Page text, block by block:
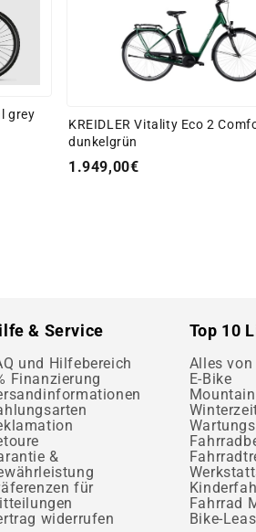
grey
KREIDLER Vitality Eco 2
dunkelgrün
1.949,00€
& Service
und Hilfebereich
Finanzierung
&
für
widerrufen
Top 10
Alles von
E-Bike
Fahrrad
Bike-